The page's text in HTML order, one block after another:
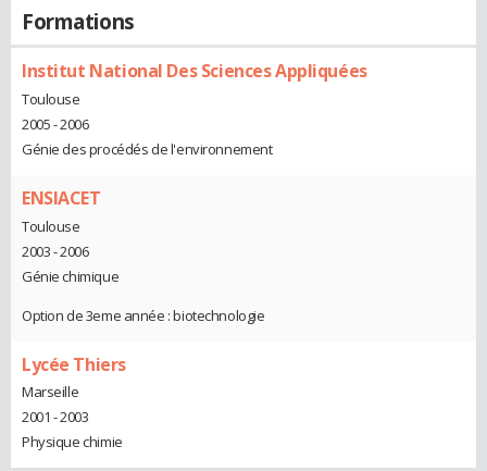
Formations
Institut National Des Sciences Appliquées
Toulouse
2005 - 2006
Génie des procédés de l'environnement
ENSIACET
Toulouse
2003 - 2006
Génie chimique
Option de 3eme année : biotechnologie
Lycée Thiers
Marseille
2001 - 2003
Physique chimie